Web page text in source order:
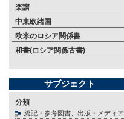
楽譜
中東欧諸国
欧米のロシア関係書
和書(ロシア関係古書)
サブジェクト
分類
総記・参考図書、出版・メディア